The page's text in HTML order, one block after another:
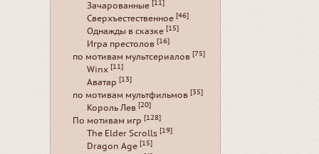
Зачарованные [11]
Сверхъестественное [46]
Однажды в сказке [15]
Игра престолов [16]
по мотивам мультсериалов [75]
Winx [11]
Аватар [13]
по мотивам мультфильмов [35]
Король Лев [20]
По мотивам игр [128]
The Elder Scrolls [19]
Dragon Age [15]